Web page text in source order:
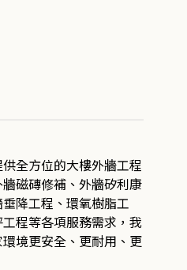
全方位的大樓外牆工程
磁磚修補、外牆矽利康
降工程、環氧樹脂工
程等各項服務需求，我
境更安全、更耐用、更